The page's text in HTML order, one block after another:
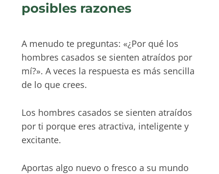
posibles razones
A menudo te preguntas: «¿Por qué los
hombres casados se sienten atraídos por
mí?». A veces la respuesta es más sencilla
de lo que crees.
Los hombres casados se sienten atraídos
por ti porque eres atractiva, inteligente y
excitante.
Aportas algo nuevo o fresco a su mundo